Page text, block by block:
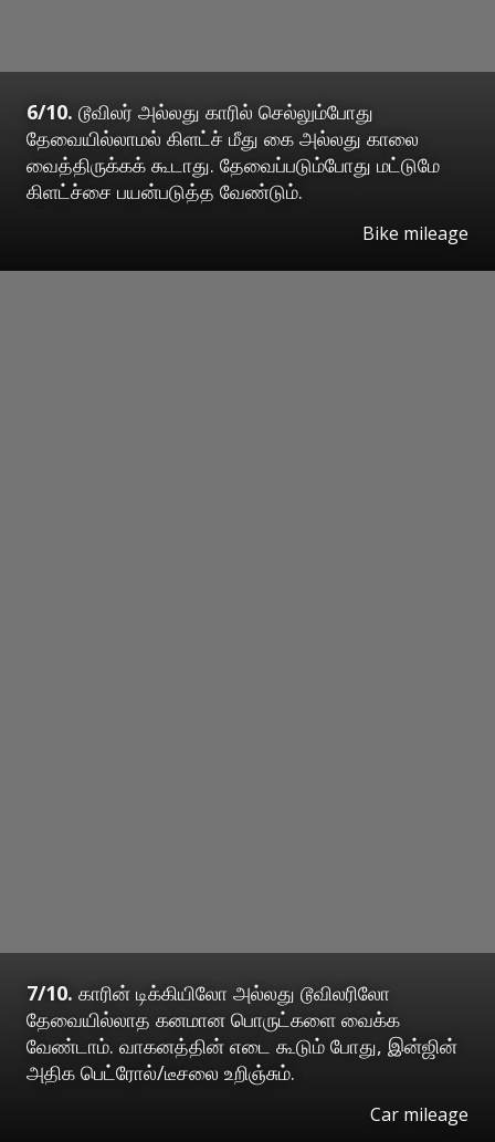
6/10. டூவிலர் அல்லது காரில் செல்லும்போது
தேவையில்லாமல் கிளட்ச் மீது கை அல்லது காலை
வைத்திருக்கக் கூடாது. தேவைப்படும்போது மட்டுமே
கிளட்ச்சை பயன்படுத்த வேண்டும்.
Bike mileage
7/10. காரின் டிக்கியிலோ அல்லது டூவிலரிலோ
தேவையில்லாத கனமான பொருட்களை வைக்க
வேண்டாம். வாகனத்தின் எடை கூடும் போது, இன்ஜின்
அதிக பெட்ரோல்/டீசலை உறிஞ்சும்.
Car mileage